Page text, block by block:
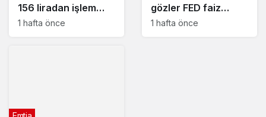
156 liradan işlem
görüyor
1 hafta önce
gözler FED faiz
kararında : 29
1 hafta önce